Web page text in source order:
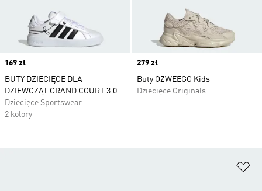
Price
169 zł
BUTY DZIECIĘCE DLA
DZIEWCZĄT GRAND COURT 3.0
Dziecięce Sportswear
2 kolory
Price
279 zł
Buty OZWEEGO Kids
Dziecięce Originals